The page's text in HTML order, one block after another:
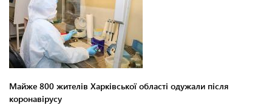
Майже 800 жителів Харківської області одужали після
коронавірусу